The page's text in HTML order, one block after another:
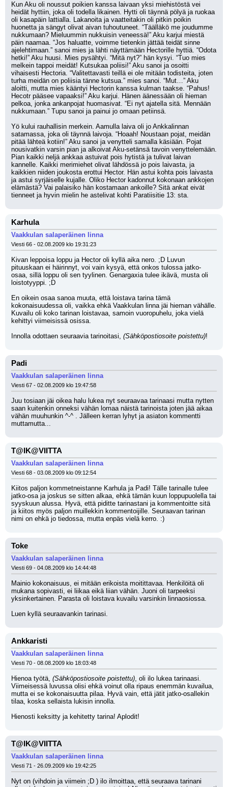
Kun Aku oli noussut poikien kanssa laivaan yksi miehistöstä vei
heidät hyttiin, joka oli todella likainen. Hytti oli täynnä pölyä ja ruokaa
oli kasapäin lattialla. Lakanoita ja vaatteitakin oli pitkin poikin
huonetta ja sängyt olivat aivan tuhoutuneet. “Täälläkö me joudumme
nukkumaan? Mieluummin nukkuisin veneessä!” Aku karjui miestä
päin naamaa. “Jos haluatte, voimme tietenkin jättää teidät sinne
ajelehtimaan.” sanoi mies ja lähti näyttämään Hectorille hyttiä. “Odota
hetki!” Aku huusi. Mies pysähtyi. “Mitä nyt?” hän kysyi. “Tuo mies
melkein tappoi meidät! Kutsukaa poliisi!” Aku sanoi ja osoitti
vihaisesti Hectoria. “Valitettavasti teillä ei ole mitään todisteita, joten
turha meidän on poliisia tänne kutsua.” mies sanoi. “Mut…” Aku
aloitti, mutta mies kääntyi Hectorin kanssa kulman taakse. “Pahus!
Hecotr pääsee vapaaksi!” Aku karjui. Hänen äänessään oli hieman
pelkoa, jonka ankanpojat huomasivat. “Ei nyt ajatella sitä. Mennään
nukkumaan.” Tupu sanoi ja painui jo omaan petiinsä.
Yö kului rauhallisin merkein. Aamulla laiva oli jo Ankkalinnan
satamassa, joka oli täynnä laivoja. “Hoaah! Noustaan pojat, meidän
pitää lähteä kotiin!” Aku sanoi ja venytteli samalla käsiään. Pojat
nousivatkin varsin pian ja alkoivat Aku-setänsä tavoin venyttelemään.
Pian kaikki neljä ankkaa astuivat pois hytistä ja tulivat laivan
kannelle. Kaikki merimiehet olivat lähdössä jo pois laivasta, ja
kaikkien niiden joukosta erottui Hector. Hän astui kohta pois laivasta
ja astui syrjäiselle kujalle. Oliko Hector kadonnut kokonaan ankkojen
elämästä? Vai palaisiko hän kostamaan ankoille? Sitä ankat eivät
tienneet ja hyvin mielin he astelivat kohti Paratiisitie 13: sta.
Karhula
Vaakkulan salaperäinen linna
Viesti 66 - 02.08.2009 klo 19:31:23
Kivan leppoisa loppu ja Hector oli kyllä aika nero. ;D Luvun
pituuskaan ei häirinnyt, voi vain kysyä, että onkos tulossa jatko-
osaa, sillä loppu oli sen tyylinen. Genargaxia tulee ikävä, musta oli
loistotyyppi. ;D
En oikein osaa sanoa muuta, että loistava tarina tämä
kokonaisuudessa oli, vaikka ehkä Vaakkulan linna jäi hieman vähälle.
Kuvailu oli koko tarinan loistavaa, samoin vuoropuhelu, joka vielä
kehittyi viimeisissä osissa.
Innolla odottaen seuraavia tarinoitasi, (Sähköpostiosoite poistettu)!
Padi
Vaakkulan salaperäinen linna
Viesti 67 - 02.08.2009 klo 19:47:58
Juu tosiaan jäi oikea halu lukea nyt seuraavaa tarinaasi mutta nytten
saan kuitenkin onneksi vähän lomaa näistä tarinoista joten jää aikaa
vähän muuhunkin ^-^ . Jälleen kerran lyhyt ja asiaton kommentti
muttamutta...
T@IK@VIITTA
Vaakkulan salaperäinen linna
Viesti 68 - 03.08.2009 klo 09:12:54
Kiitos paljon kommetneistanne Karhula ja Padi! Tälle tarinalle tulee
jatko-osa ja joskus se sitten alkaa, ehkä tämän kuun loppupuolella tai
syyskuun alussa. Hyvä, että piditte tarinastani ja kommentoitte sitä
ja kiitos myös paljon muillekkin kommentoijille. Seuraavan tarinan
nimi on ehkä jo tiedossa, mutta enpäs vielä kerro. :)
Toke
Vaakkulan salaperäinen linna
Viesti 69 - 04.08.2009 klo 14:44:48
Mainio kokonaisuus, ei mitään erikoista moitittavaa. Henkilöitä oli
mukana sopivasti, ei liikaa eikä liian vähän. Juoni oli tarpeeksi
yksinkertainen. Parasta oli loistava kuvailu varsinkin linnaosiossa.
Luen kyllä seuraavankin tarinasi.
Ankkaristi
Vaakkulan salaperäinen linna
Viesti 70 - 08.08.2009 klo 18:03:48
Hienoa työtä, (Sähköpostiosoite poistettu), oli ilo lukea tarinaasi.
Viimeisessä luvussa olisi ehkä voinut olla ripaus enemmän kuvailua,
mutta ei se kokonaisuutta pilaa. Hyvä vain, että jätit jatko-osallekin
tilaa, koska sellaista lukisin innolla.
Hienosti keksitty ja kehitetty tarina! Aplodit!
T@IK@VIITTA
Vaakkulan salaperäinen linna
Viesti 71 - 26.09.2009 klo 19:42:25
Nyt on (vihdoin ja viimein ;D ) ilo ilmoittaa, että seuraava tarinani